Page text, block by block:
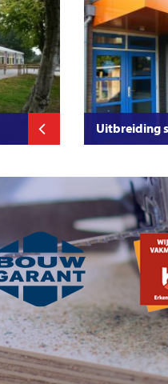
Uitbreiding